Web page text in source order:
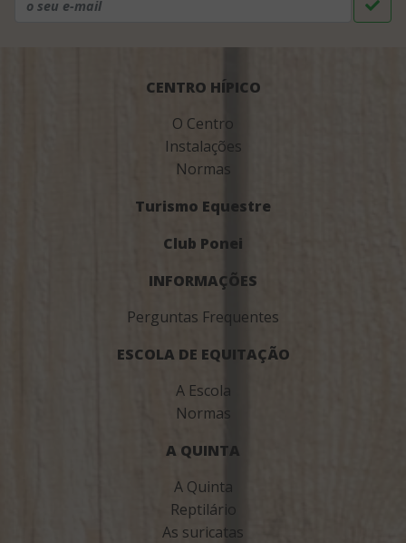
CENTRO HÍPICO
O Centro
Instalações
Normas
Turismo Equestre
Club Ponei
INFORMAÇÕES
Perguntas Frequentes
ESCOLA DE EQUITAÇÃO
A Escola
Normas
A QUINTA
A Quinta
Reptilário
As suricatas